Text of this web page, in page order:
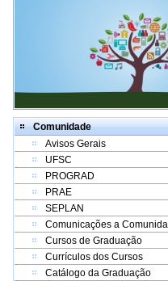
Comunidade
Avisos Gerais
UFSC
PROGRAD
PRAE
SEPLAN
Comunicações a
Cursos de Graduação
Currículos dos Cursos
Catálogo da Graduação